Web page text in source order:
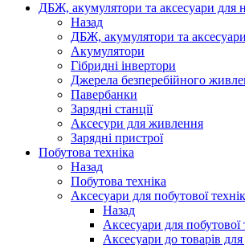
ДБЖ, акумулятори та аксесуари для
Назад
ДБЖ, акумулятори та
Акумулятори
Гібридні інвертори
Джерела безперебійного
Павербанки
Зарядні станції
Аксесури для живлення
Зарядні пристрої
Побутова техніка
Назад
Побутова техніка
Аксесуари для побутової
Назад
Аксесуари для побутової
Аксесуари до товарів для